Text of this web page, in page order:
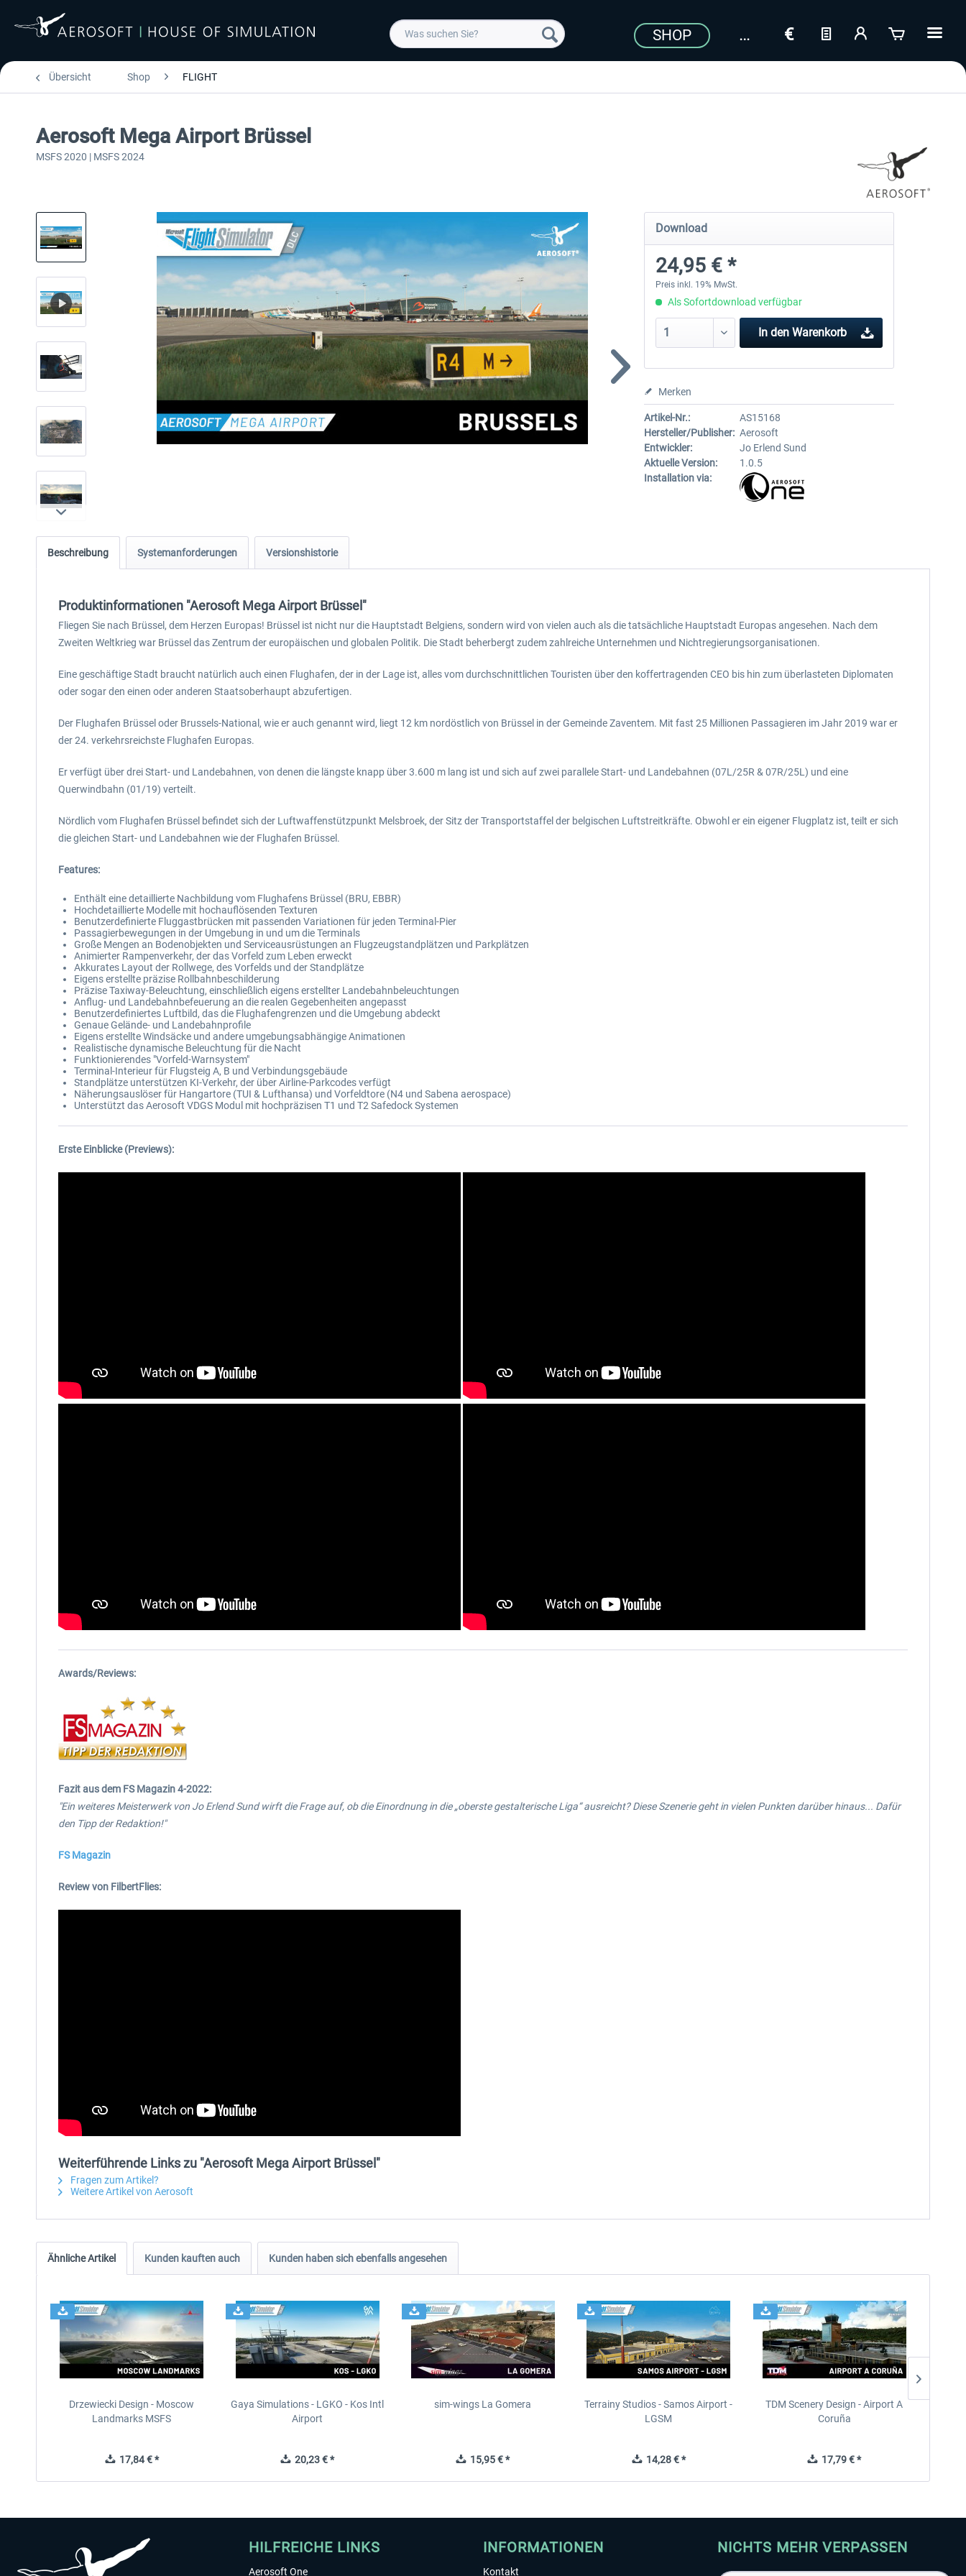
SHOP
Übersicht Shop FLIGHT
Aerosoft Mega Airport Brüssel
MSFS 2020 | MSFS 2024
Download
24,95 € *
Preis inkl. 19% MwSt.
Als Sofortdownload verfügbar
In den Warenkorb
Merken
Artikel-Nr.:
AS15168
Hersteller/Publisher: Aerosoft
Entwickler:
Jo Erlend Sund
Aktuelle Version:
1.0.5
Installation via:
Beschreibung Systemanforderungen Versionshistorie
Produktinformationen "Aerosoft Mega Airport Brüssel"
Fliegen Sie nach Brüssel, dem Herzen Europas! Brüssel ist nicht nur die Hauptstadt Belgiens, sondern wird von vielen auch als die tatsächliche Hauptstadt Europas angesehen. Nach dem
Zweiten Weltkrieg war Brüssel das Zentrum der europäischen und globalen Politik. Die Stadt beherbergt zudem zahlreiche Unternehmen und Nichtregierungsorganisationen.
Eine geschäftige Stadt braucht natürlich auch einen Flughafen, der in der Lage ist, alles vom durchschnittlichen Touristen über den koffertragenden CEO bis hin zum überlasteten Diplomaten
oder sogar den einen oder anderen Staatsoberhaupt abzufertigen.
Der Flughafen Brüssel oder Brussels-National, wie er auch genannt wird, liegt 12 km nordöstlich von Brüssel in der Gemeinde Zaventem. Mit fast 25 Millionen Passagieren im Jahr 2019 war er
der 24. verkehrsreichste Flughafen Europas.
Er verfügt über drei Start- und Landebahnen, von denen die längste knapp über 3.600 m lang ist und sich auf zwei parallele Start- und Landebahnen (07L/25R & 07R/25L) und eine
Querwindbahn (01/19) verteilt.
Nördlich vom Flughafen Brüssel befindet sich der Luftwaffenstützpunkt Melsbroek, der Sitz der Transportstaffel der belgischen Luftstreitkräfte. Obwohl er ein eigener Flugplatz ist, teilt er sich
die gleichen Start- und Landebahnen wie der Flughafen Brüssel.
Features:
Enthält eine detaillierte Nachbildung vom Flughafens Brüssel (BRU, EBBR)
Hochdetaillierte Modelle mit hochauflösenden Texturen
Benutzerdefinierte Fluggastbrücken mit passenden Variationen für jeden Terminal-Pier
Passagierbewegungen in der Umgebung in und um die Terminals
Große Mengen an Bodenobjekten und Serviceausrüstungen an Flugzeugstandplätzen und Parkplätzen
Animierter Rampenverkehr, der das Vorfeld zum Leben erweckt
Akkurates Layout der Rollwege, des Vorfelds und der Standplätze
Eigens erstellte präzise Rollbahnbeschilderung
Präzise Taxiway-Beleuchtung, einschließlich eigens erstellter Landebahnbeleuchtungen
Anflug- und Landebahnbefeuerung an die realen Gegebenheiten angepasst
Benutzerdefiniertes Luftbild, das die Flughafengrenzen und die Umgebung abdeckt
Genaue Gelände- und Landebahnprofile
Eigens erstellte Windsäcke und andere umgebungsabhängige Animationen
Realistische dynamische Beleuchtung für die Nacht
Funktionierendes "Vorfeld-Warnsystem"
Terminal-Interieur für Flugsteig A, B und Verbindungsgebäude
Standplätze unterstützen KI-Verkehr, der über Airline-Parkcodes verfügt
Näherungsauslöser für Hangartore (TUI & Lufthansa) und Vorfeldtore (N4 und Sabena aerospace)
Unterstützt das Aerosoft VDGS Modul mit hochpräzisen T1 und T2 Safedock Systemen
Erste Einblicke (Previews):
Awards/Reviews:
Fazit aus dem FS Magazin 4-2022:
"Ein weiteres Meisterwerk von Jo Erlend Sund wirft die Frage auf, ob die Einordnung in die „oberste gestalterische Liga“ ausreicht? Diese Szenerie geht in vielen Punkten darüber hinaus... Dafür
den Tipp der Redaktion!"
FS Magazin
Review von FilbertFlies:
Weiterführende Links zu "Aerosoft Mega Airport Brüssel"
Fragen zum Artikel?
Weitere Artikel von Aerosoft
Ähnliche Artikel Kunden kauften auch Kunden haben sich ebenfalls angesehen
Drzewiecki Design - Moscow
Landmarks MSFS
17,84 € *
Gaya Simulations - LGKO - Kos Intl
Airport
20,23 € *
sim-wings La Gomera
15,95 € *
Terrainy Studios - Samos Airport -
LGSM
14,28 € *
TDM Scenery Design - Airport A
Coruña
17,79 € *
HILFREICHE LINKS
Aerosoft One
INFORMATIONEN
Kontakt
NICHTS MEHR VERPASSEN